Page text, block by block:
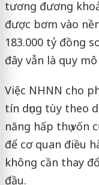
tương đương
được bơm vào
183.000 tỷ đồng
đây vẫn là quy
Việc NHNN cho
tín dụng tùy theo
năng hấp thụ vốn
để cơ quan điều
không cần thay
đầu.